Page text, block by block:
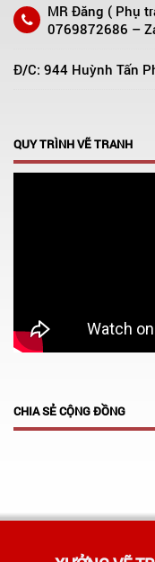
MR Đăng ( Phụ
0769872686 –
Đ/C: 944 Huỳnh Tấn
QUY TRÌNH VẼ TRANH
CHIA SẺ CỘNG ĐỒNG